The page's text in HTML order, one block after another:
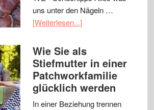
uns unter den Nägeln …
[Weiterlesen...]
Wie Sie als
Stiefmutter in einer
Patchworkfamilie
glücklich werden
In einer Beziehung trennen